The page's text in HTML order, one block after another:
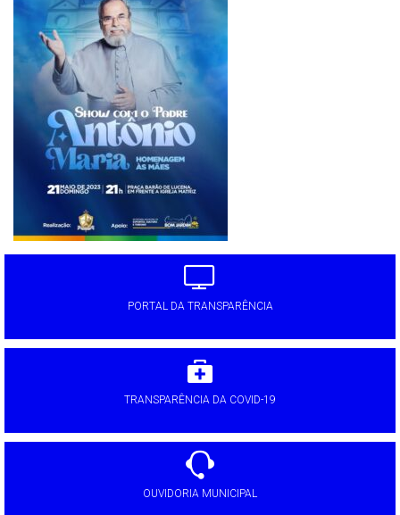
PORTAL DA TRANSPARÊNCIA
TRANSPARÊNCIA DA COVID-19
OUVIDORIA MUNICIPAL